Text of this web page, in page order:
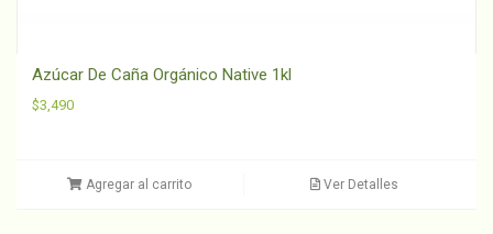
Azúcar De Caña Orgánico Native 1kl
$3,490
Agregar al carrito Ver Detalles